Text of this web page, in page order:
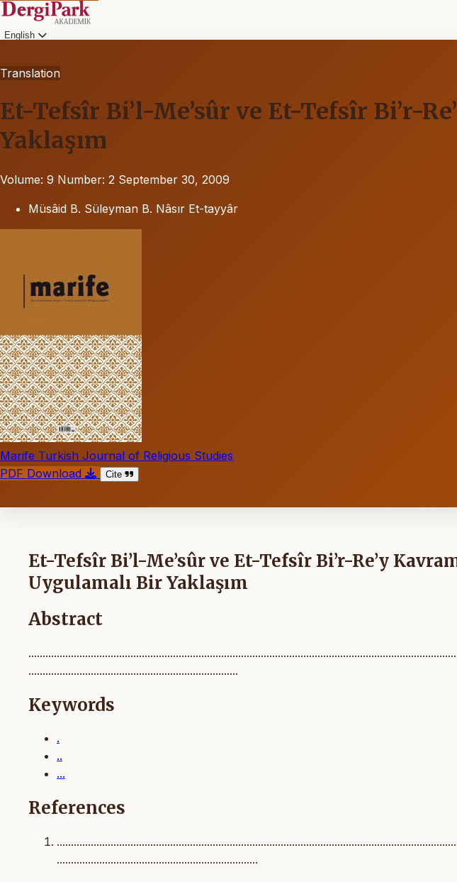
English
Translation
Et-Tefsîr Bi’l-Me’sûr ve Et-Tefsîr Bi’r-
Yaklaşım
Volume: 9 Number: 2 September 30, 2009
Müsâid B. Süleyman B. Nâsır Et-tayyâr
Marife Turkish Journal of Religious Studies
PDF Download
Cite
Et-Tefsîr Bi’l-Me’sûr ve Et-Tefsîr Bi’r-Re’y
Uygulamalı Bir Yaklaşım
Abstract
..........................................................................
Keywords
.
..
...
References
.......................................................................